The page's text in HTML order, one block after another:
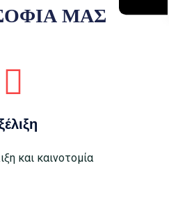
ΜΑΣ
και καινοτομία